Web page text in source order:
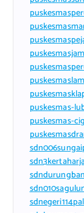
puskesmas-
puskesmas-